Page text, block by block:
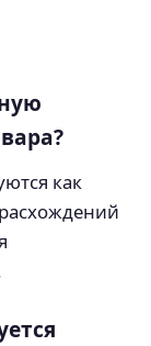
как